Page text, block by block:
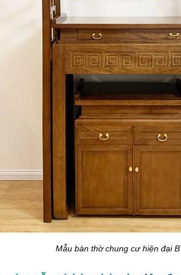
Mẫu bàn thờ chung cư hiện đại